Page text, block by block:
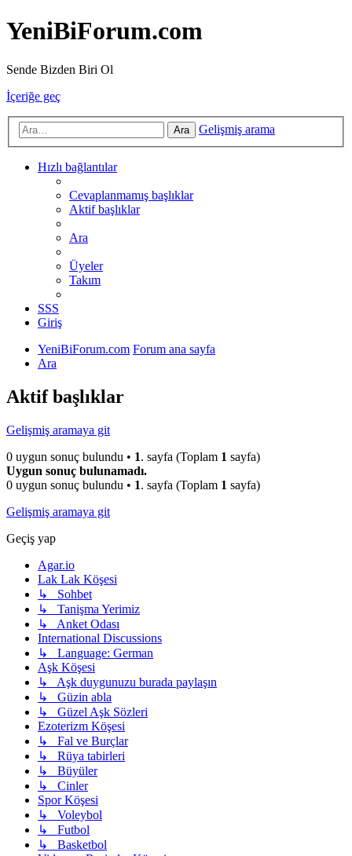
YeniBiForum.com
Sende Bizden Biri Ol
İçeriğe geç
Ara Gelişmiş arama
Hızlı bağlantılar
Cevaplanmamış başlıklar
Aktif başlıklar
Ara
Üyeler
Takım
SSS
Giriş
YeniBiForum.com Forum ana sayfa
Ara
Aktif başlıklar
Gelişmiş aramaya git
0 uygun sonuç bulundu • 1. sayfa (Toplam 1 sayfa)
Uygun sonuç bulunamadı.
0 uygun sonuç bulundu • 1. sayfa (Toplam 1 sayfa)
Gelişmiş aramaya git
Geçiş yap
Agar.io
Lak Lak Köşesi
↳ Sohbet
↳ Tanişma Yerimiz
↳ Anket Odası
International Discussions
↳ Language: German
Aşk Köşesi
↳ Aşk duygunuzu burada paylaşın
↳ Güzin abla
↳ Güzel Aşk Sözleri
Ezoterizm Köşesi
↳ Fal ve Burçlar
↳ Rüya tabirleri
↳ Büyüler
↳ Cinler
Spor Köşesi
↳ Voleybol
↳ Futbol
↳ Basketbol